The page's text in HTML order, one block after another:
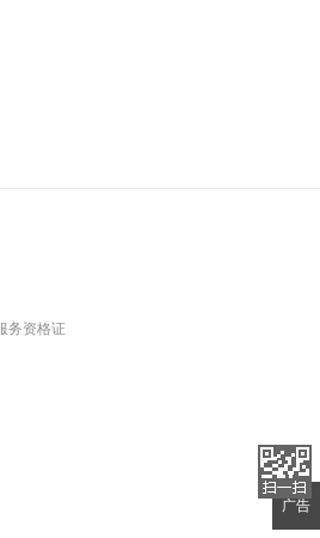
务资格证
广告